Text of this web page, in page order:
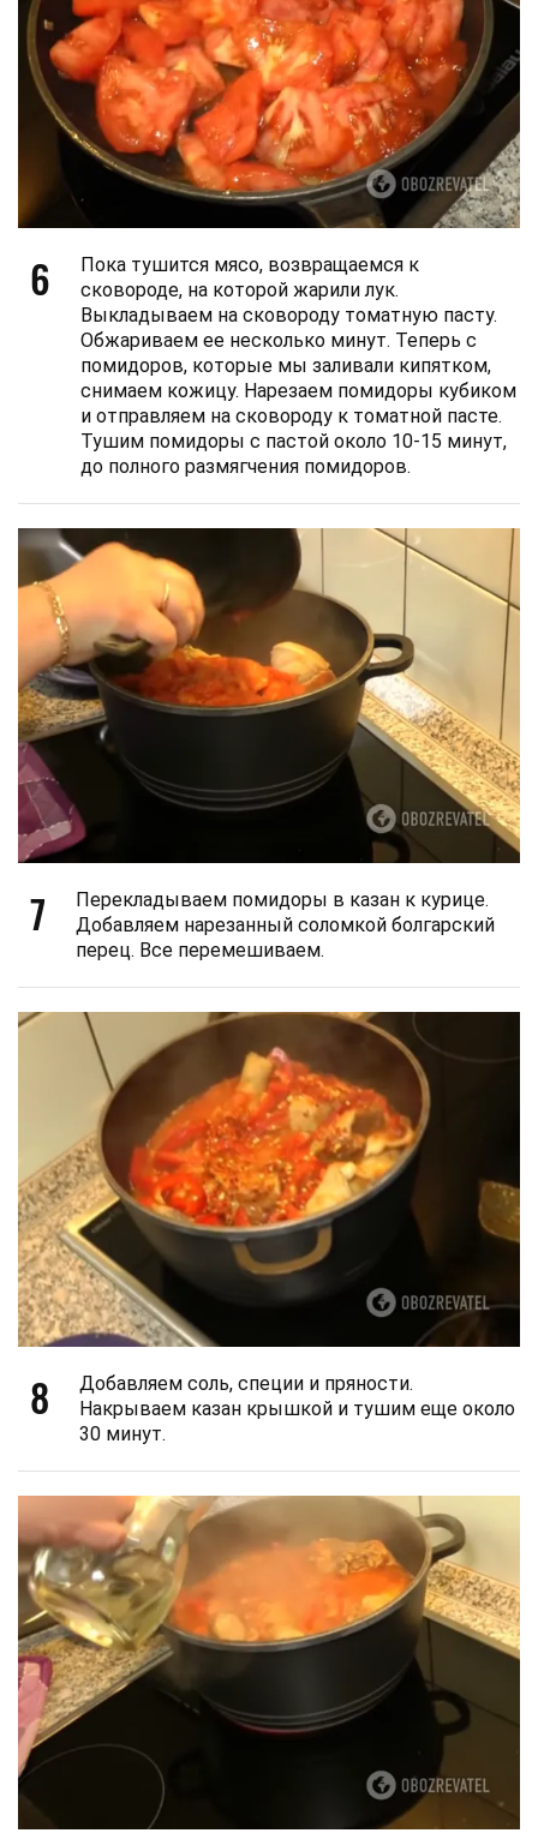
6
Пока тушится мясо, возвращаемся к
сковороде, на которой жарили лук.
Выкладываем на сковороду томатную пасту.
Обжариваем ее несколько минут. Теперь с
помидоров, которые мы заливали кипятком,
снимаем кожицу. Нарезаем помидоры кубиком
и отправляем на сковороду к томатной пасте.
Тушим помидоры с пастой около 10-15 минут,
до полного размягчения помидоров.
7
Перекладываем помидоры в казан к курице.
Добавляем нарезанный соломкой болгарский
перец. Все перемешиваем.
8
Добавляем соль, специи и пряности.
Накрываем казан крышкой и тушим еще около
30 минут.